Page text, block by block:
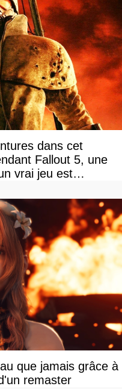
dans cet
Fallout 5, une
vrai jeu est
que jamais grâce à
remaster